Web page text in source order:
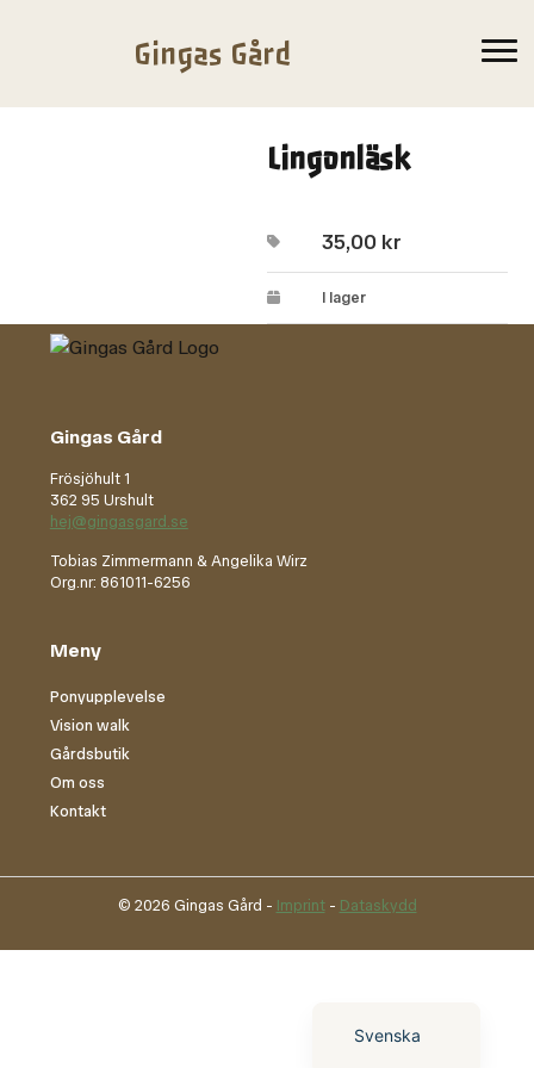
Gingas Gård
Lingonläsk
35,00 kr
I lager
Gingas Gård
Frösjöhult 1
362 95 Urshult
hej@gingasgard.se
Tobias Zimmermann & Angelika Wirz
Org.nr: 861011-6256
Meny
Ponyupplevelse
Vision walk
Gårdsbutik
Om oss
Kontakt
© 2026 Gingas Gård - Imprint- Dataskydd
Svenska
English (UK)